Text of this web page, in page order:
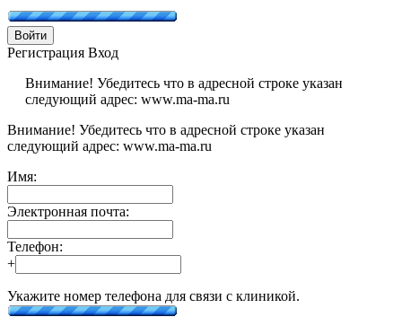
Войти
Регистрация Вход
Внимание! Убедитесь что в адресной строке указан
следующий адрес: www.ma-ma.ru
Внимание! Убедитесь что в адресной строке указан
следующий адрес: www.ma-ma.ru
Имя:
Электронная почта:
Телефон:
+
Укажите номер телефона для связи с клиникой.